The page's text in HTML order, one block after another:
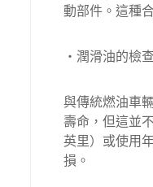
動部件。這種
・潤滑油的檢
與傳統燃油車
壽命，但這並
英里）或使用
損。